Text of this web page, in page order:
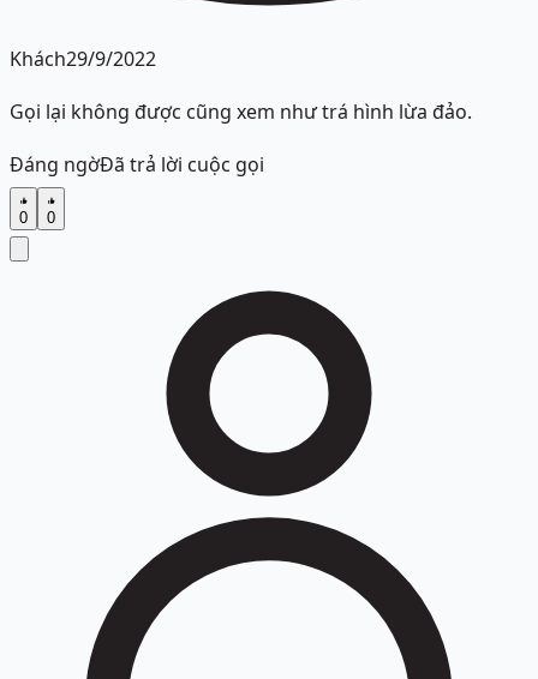
Khách29/9/2022
Gọi lại không được cũng xem như trá hình lừa đảo.
Đáng ngờĐã trả lời cuộc gọi
0 0